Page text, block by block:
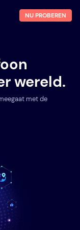
NU PROBEREN
wereld.
met de